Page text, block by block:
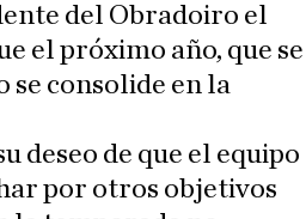
del Obradoiro el
el próximo año, que se
se consolide en la
deseo de que el equipo
por otros objetivos